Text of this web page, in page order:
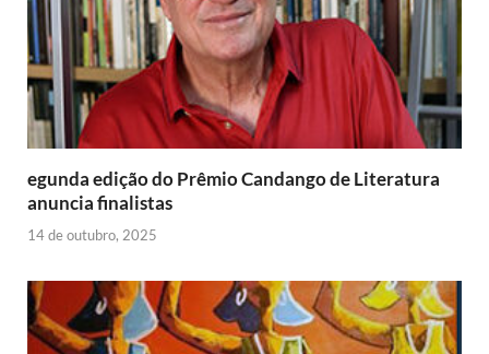
d
l
y
egunda edição do Prêmio Candango de Literatura
anuncia finalistas
14 de outubro, 2025